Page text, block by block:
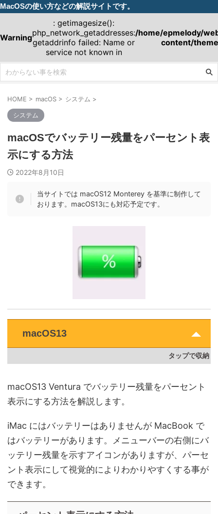
MacOSの使い方などの解説サイトです。
Warning
: getimagesize():
php_network_getaddresses:
getaddrinfo failed: Name or
service not known in
/home/epmelody/
content/
HOME > macOS > システム >
システム
macOSでバッテリー残量をパーセント表
示にする方法
2022年8月10日
当サイトでは macOS12 Monterey を基準に制作して
おります。macOS13にも対応予定です。
macOS13
macOS13 Ventura でバッテリー残量をパーセント
表示にする方法を解説します。
iMac にはバッテリーはありませんが MacBook で
はバッテリーがあります。メニューバーの右側にバ
ッテリー残量を示すアイコンがありますが、パーセ
ント表示にして視覚的によりわかりやすくする事が
できます。